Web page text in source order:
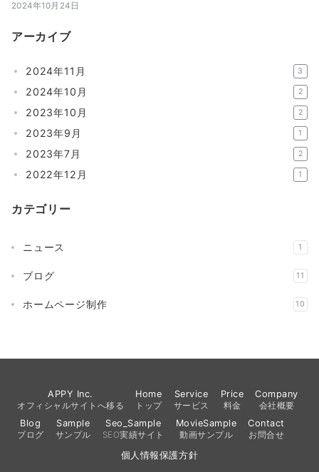
2024年10月24日
アーカイブ
2024年11月 3
2024年10月 2
2023年10月 2
2023年9月 1
2023年7月 2
2022年12月 1
カテゴリー
ニュース 1
ブログ 11
ホームページ制作 10
APPY Inc.
オフィシャルサイトへ移る
Home
トップ
Service
サービス
Price
料金
Company
会社概要
Blog
ブログ
Sample
サンプル
Seo_Sample
SEO実績サイト
MovieSample
動画サンプル
Contact
お問合せ
個人情報保護方針